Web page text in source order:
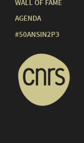
WALL OF FAME
AGENDA
#50ANSIN2P3